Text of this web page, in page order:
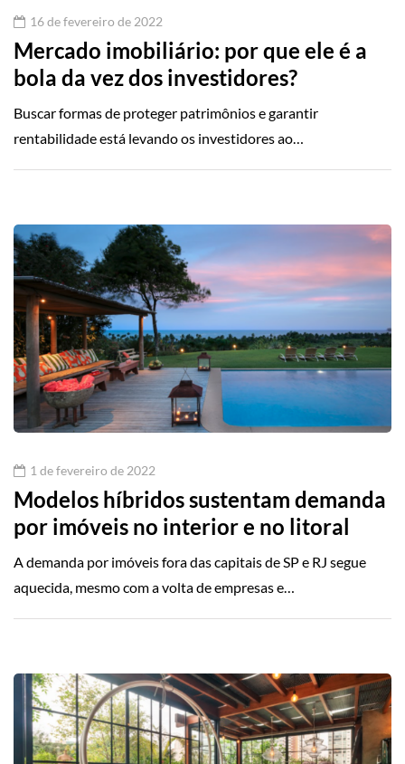
16 de fevereiro de 2022
Mercado imobiliário: por que ele é a
bola da vez dos investidores?
Buscar formas de proteger patrimônios e garantir
rentabilidade está levando os investidores ao…
1 de fevereiro de 2022
Modelos híbridos sustentam demanda
por imóveis no interior e no litoral
A demanda por imóveis fora das capitais de SP e RJ segue
aquecida, mesmo com a volta de empresas e…